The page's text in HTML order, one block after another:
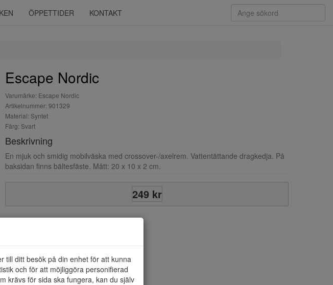
ÖPPETTIDER KONTAKT
Escape Nordic
Varumärke: Escape Nordic
Artikelnummer: 901329
Material: Syntet
Färg: Svart
Beskrivning
En mjuk och smidig mobilväska med crossover-/axelrem. Vattentättande dragkedja. På
baksidan finns bältesfäste. Mått: 20 x 10 x 2 cm.
249 kr
till ditt besök på din enhet för att kunna
och för att möjliggöra personifierad
krävs för sida ska fungera, kan du själv